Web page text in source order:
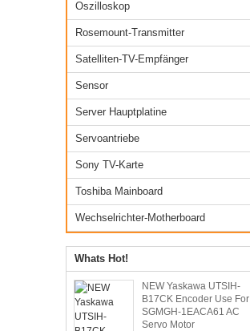
Oszilloskop
Rosemount-Transmitter
Satelliten-TV-Empfänger
Sensor
Server Hauptplatine
Servoantriebe
Sony TV-Karte
Toshiba Mainboard
Wechselrichter-Motherboard
Whats Hot!
NEW Yaskawa UTSIH-
B17CK Encoder Use For
SGMGH-1EACA61 AC
Servo Motor